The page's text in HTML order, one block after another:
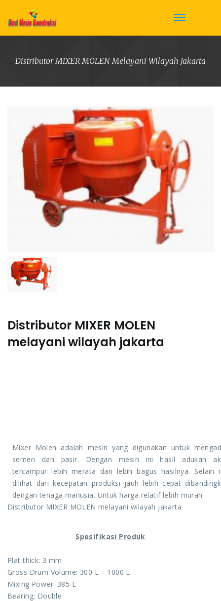
Distributor MIXER MOLEN Melayani Wilayah Jakarta
Distributor MIXER MOLEN
melayani wilayah jakarta
Mixer Molen adalah mesin yang digunakan untuk
semen dan pasir. Dengan mesin ini hasil adukan
tercampur lebih merata dan lebih bagus hasilnya. Selain
dilihat dari kecepatan produksi jauh lebih cepat
dengan tenaga manusia. Untuk harga relatif lebih murah
Distributor MIXER MOLEN melayani wilayah jakarta
Spesifikasi Produk
Plat thick: 3 mm
Gross Drum Volume: 300 L – 1000 L
Mixing Power: 385 L
Bearing: Double